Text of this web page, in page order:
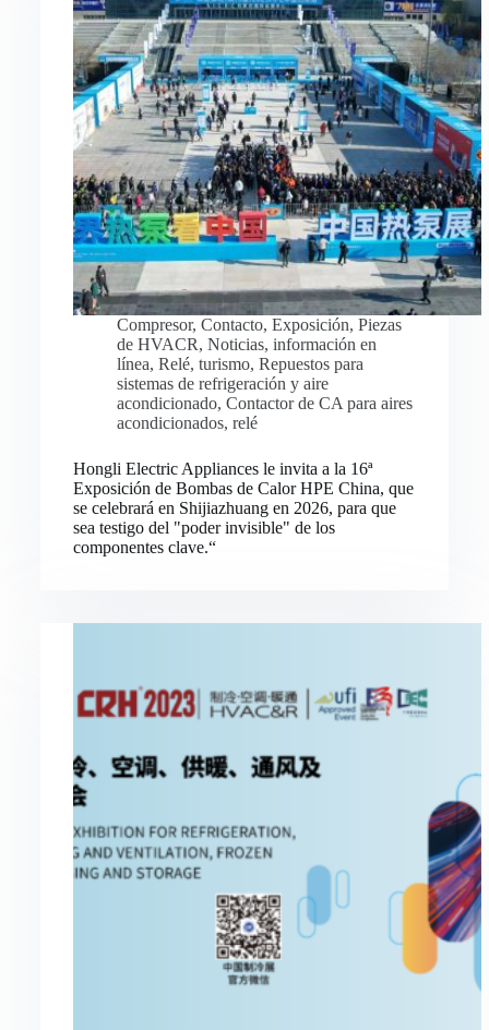
Compresor, Contacto, Exposición, Piezas
de HVACR, Noticias, información en
línea, Relé, turismo, Repuestos para
sistemas de refrigeración y aire
acondicionado, Contactor de CA para aires
acondicionados, relé
Hongli Electric Appliances le invita a la 16ª
Exposición de Bombas de Calor HPE China, que
se celebrará en Shijiazhuang en 2026, para que
sea testigo del "poder invisible" de los
componentes clave.“